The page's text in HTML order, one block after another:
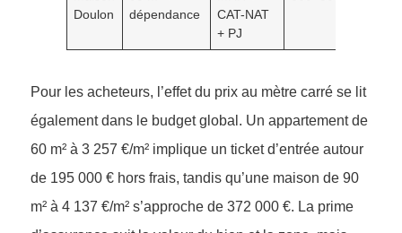
Doulon
dépendance
CAT-NAT
+ PJ
Pour les acheteurs, l’effet du prix au mètre carré se lit
également dans le budget global. Un appartement de
60 m² à 3 257 €/m² implique un ticket d’entrée autour
de 195 000 € hors frais, tandis qu’une maison de 90
m² à 4 137 €/m² s’approche de 372 000 €. La prime